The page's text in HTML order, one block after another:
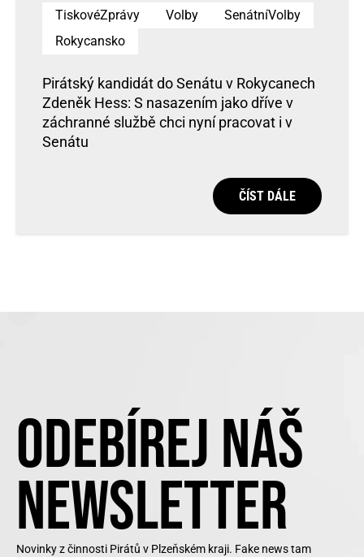
TiskovéZprávy Volby
SenátníVolby
Rokycansko
Pirátský kandidát do Senátu v Rokycanech
Zdeněk Hess: S nasazením jako dříve v
záchranné službě chci nyní pracovat i v
Senátu
ČÍST DÁLE
ODEBÍREJ NÁŠ
NEWSLETTER
Novinky z činnosti Pirátů v Plzeňském kraji. Fake news tam